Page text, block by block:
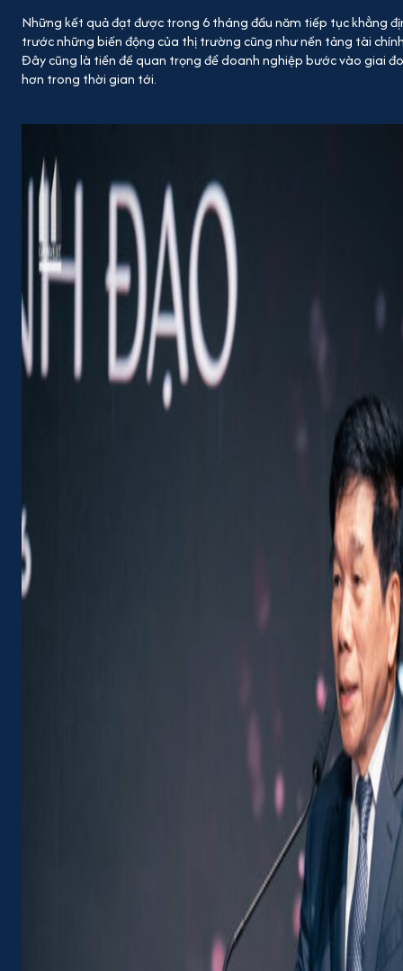
Những kết quả đạt được trong 6 tháng đầu năm tiếp tục khẳng
trước những biến động của thị trường cũng như nền tảng tài
Đây cũng là tiền đề quan trọng để doanh nghiệp bước vào giai
hơn trong thời gian tới.